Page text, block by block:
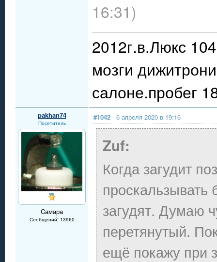
16:31)
2012г.в.Люкс
мозги
салоне.пробег
pakhan74
Посетитель
Cамара
Сообщений: 13960
#1042 - 6 апреля 2020 в 19:16
Zuf:
Когда загудит
проскальзывать
загудят. Думаю
перетянутый.
ещё покажу при